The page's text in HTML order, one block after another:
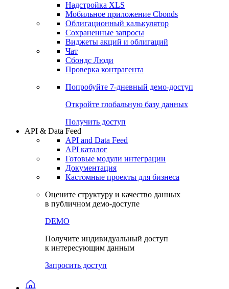
Получить доступ
Инструментарий
Портфель
Watchlist
Надстройка XLS
Мобильное приложение Cbonds
Облигационный калькулятор
Сохраненные запросы
Чат
Проверка контрагента
Попробуйте7-дневный
Откройте глобальную базу данных
Получить доступ
API & Data Feed
API and Data Feed
Готовые модули интеграции
Документация
в публичном демо-доступе